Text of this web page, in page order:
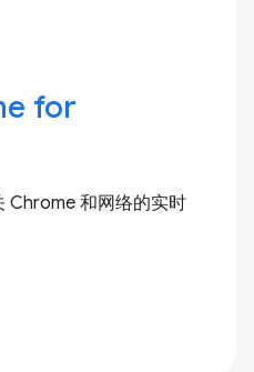
for
Chrome 和网络的实时